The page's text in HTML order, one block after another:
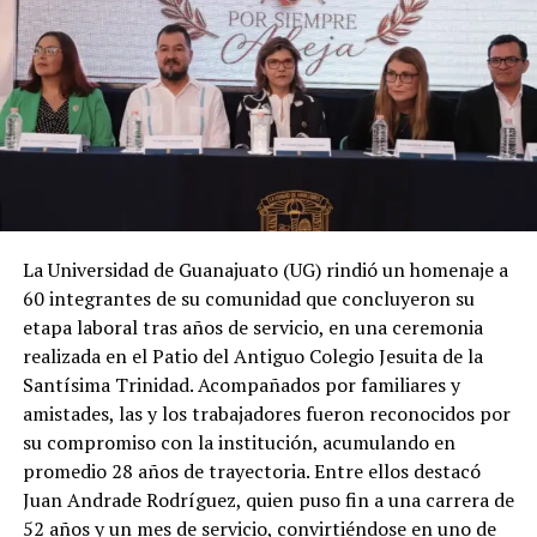
La Universidad de Guanajuato (UG) rindió un homenaje a
60 integrantes de su comunidad que concluyeron su
etapa laboral tras años de servicio, en una ceremonia
realizada en el Patio del Antiguo Colegio Jesuita de la
Santísima Trinidad. Acompañados por familiares y
amistades, las y los trabajadores fueron reconocidos por
su compromiso con la institución, acumulando en
promedio 28 años de trayectoria. Entre ellos destacó
Juan Andrade Rodríguez, quien puso fin a una carrera de
52 años y un mes de servicio, convirtiéndose en uno de